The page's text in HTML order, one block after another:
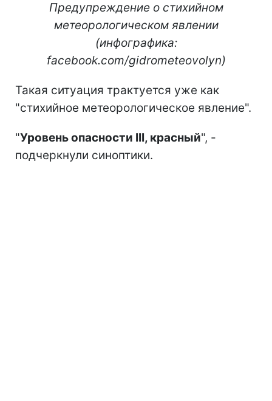
Предупреждение о стихийном
метеорологическом явлении
(инфографика:
facebook.com/gidrometeovolyn)
Такая ситуация трактуется уже как
"стихийное метеорологическое явление".
"Уровень опасности III, красный", -
подчеркнули синоптики.